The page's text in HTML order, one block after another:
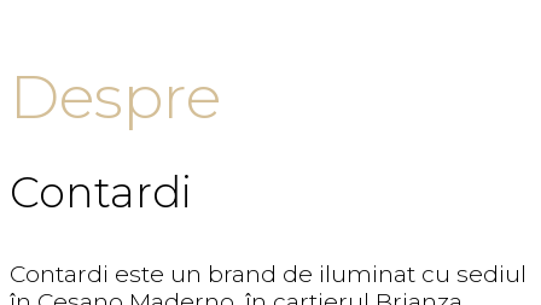
Despre
Contardi
Contardi este un brand de iluminat cu sediul